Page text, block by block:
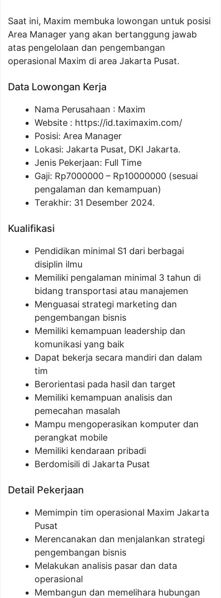
Saat ini, Maxim membuka lowongan untuk posisi
Area Manager yang akan bertanggung jawab
atas pengelolaan dan pengembangan
operasional Maxim di area Jakarta Pusat.
Data Lowongan Kerja
Nama Perusahaan : Maxim
Website : https://id.taximaxim.com/
Posisi: Area Manager
Lokasi: Jakarta Pusat, DKI Jakarta.
Jenis Pekerjaan: Full Time
Gaji: Rp7000000 – Rp10000000 (sesuai
pengalaman dan kemampuan)
Terakhir: 31 Desember 2024.
Kualifikasi
Pendidikan minimal S1 dari berbagai
disiplin ilmu
Memiliki pengalaman minimal 3 tahun di
bidang transportasi atau manajemen
Menguasai strategi marketing dan
pengembangan bisnis
Memiliki kemampuan leadership dan
komunikasi yang baik
Dapat bekerja secara mandiri dan dalam
tim
Berorientasi pada hasil dan target
Memiliki kemampuan analisis dan
pemecahan masalah
Mampu mengoperasikan komputer dan
perangkat mobile
Memiliki kendaraan pribadi
Berdomisili di Jakarta Pusat
Detail Pekerjaan
Memimpin tim operasional Maxim Jakarta
Pusat
Merencanakan dan menjalankan strategi
pengembangan bisnis
Melakukan analisis pasar dan data
operasional
Membangun dan memelihara hubungan